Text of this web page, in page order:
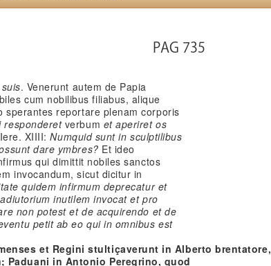
PAG 735
. Venerunt autem de Papia
cum nobilibus filiabus, alique
sperantes reportare plenam corporis
responderet verbum et aperiret os
XIIII:Numquid sunt in sculptilibus
dare ymbres? Et ideo
qui dimittit nobiles sanctos
invocandum, sicut dicitur in
quidem infirmum deprecatur et
inutilem invocat et pro
non potest et de acquirendo et de
petit ab eo qui in omnibus est
et Regini stultiçaverunt in Alberto brentatore,
Paduani in Antonio Peregrino, quod